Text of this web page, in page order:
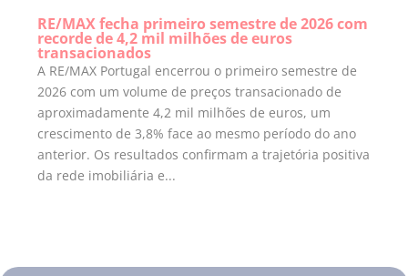
RE/MAX fecha primeiro semestre de 2026 com
recorde de 4,2 mil milhões de euros
transacionados
A RE/MAX Portugal encerrou o primeiro semestre de
2026 com um volume de preços transacionado de
aproximadamente 4,2 mil milhões de euros, um
crescimento de 3,8% face ao mesmo período do ano
anterior. Os resultados confirmam a trajetória positiva
da rede imobiliária e...